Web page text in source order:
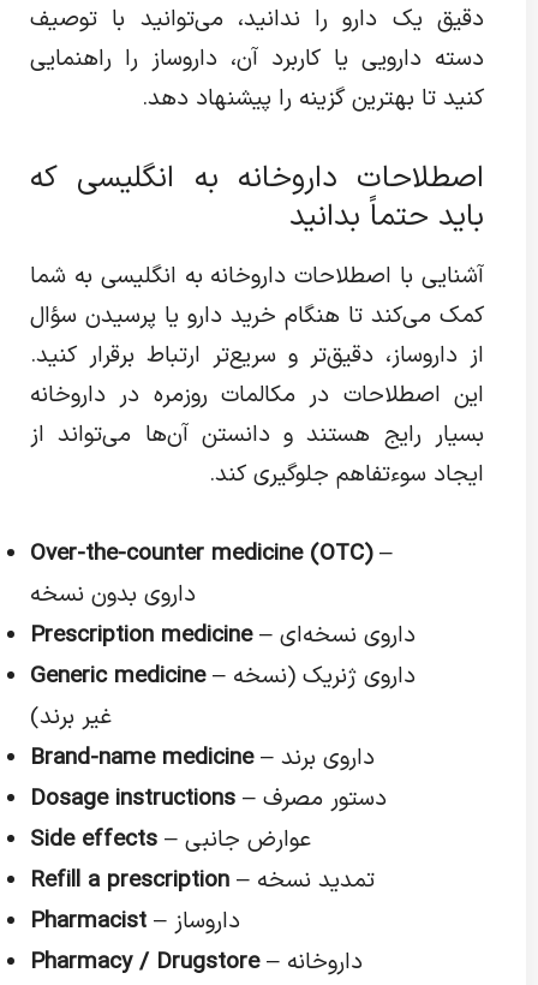
دقیق یک دارو را ندانید، می‌توانید با توصیف
دسته دارویی یا کاربرد آن، داروساز را راهنمایی
کنید تا بهترین گزینه را پیشنهاد دهد.
اصطلاحات داروخانه به انگلیسی که
باید حتماً بدانید
آشنایی با اصطلاحات داروخانه به انگلیسی به شما
کمک می‌کند تا هنگام خرید دارو یا پرسیدن سؤال
از داروساز، دقیق‌تر و سریع‌تر ارتباط برقرار کنید.
این اصطلاحات در مکالمات روزمره در داروخانه
بسیار رایج هستند و دانستن آن‌ها می‌تواند از
ایجاد سوءتفاهم جلوگیری کند.
Over-the-counter medicine (OTC)–
داروی بدون نسخه
Prescription medicine
– داروی نسخه‌ای
Generic medicine– داروی ژنریک (نسخه
غیر برند)
Brand-name medicine
– داروی برند
Dosage instructions
– دستور مصرف
Side effects
– عوارض جانبی
Refill a prescription
– تمدید نسخه
Pharmacist
– داروساز
Pharmacy / Drugstore
– داروخانه